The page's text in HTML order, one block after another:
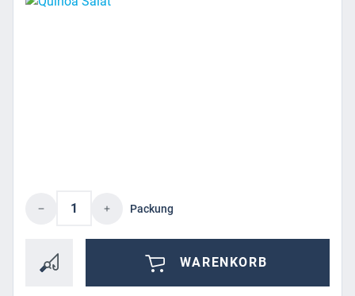
Produkt Anzahl: Gib den gewünschten
Packung
WARENKORB